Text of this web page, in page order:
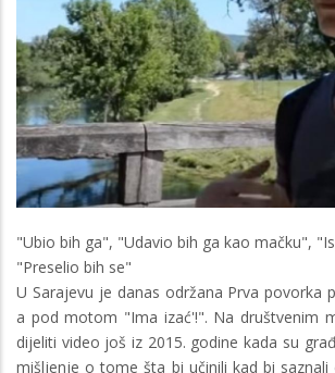
"Ubio bih ga", "Udavio bih ga kao mačku",
"Preselio bih se"
U Sarajevu je danas održana Prva povorka
a pod motom "Ima izać'!". Na društvenim
dijeliti video još iz 2015. godine kada su
mišljenje o tome šta bi učinili kad bi